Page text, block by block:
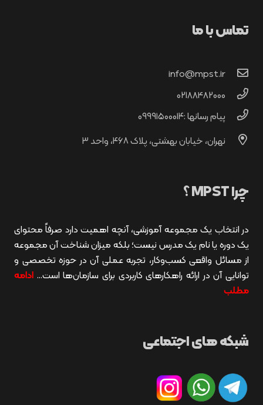
تماس با ما
info@mpst.ir
02188482000
پیام رسانها :۰۹۹۹۱۵۰۰۰۱۴
نهران، خیابان بهشتی، پلاک ۴۶۸، واحد ۳
چرا MPST ؟
در انتخاب یک مجموعه آموزشی، آنچه اهمیت دارد صرفاً محتوای
یک دوره یا نام یک مدرس نیست؛ بلکه میزان شناخت آن مجموعه
از مسائل واقعی کسب‌وکار، تجربه عملی آن در حوزه تخصصی و
توانایی آن در ارائه راهکارهای کاربردی برای سازمان‌ها است… ادامه
مطلب
شبکه های اجتماعی